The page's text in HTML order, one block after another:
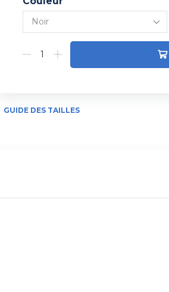
GUIDE DES TAILLES